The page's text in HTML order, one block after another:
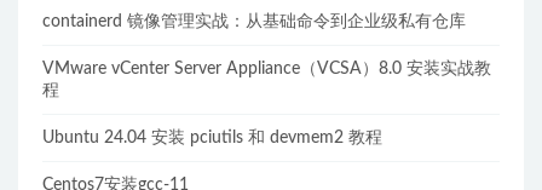
containerd 镜像管理实战：从基础命令到企业级私有仓库
VMware vCenter Server Appliance（VCSA）8.0 安装实战教
程
Ubuntu 24.04 安装 pciutils 和 devmem2 教程
Centos7安装gcc-11